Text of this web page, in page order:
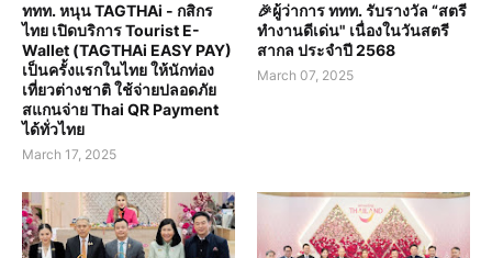
ททท. หนุน TAGTHAi - กสิกร
ไทย เปิดบริการ Tourist E-
Wallet (TAGTHAi EASY PAY)
เป็นครั้งแรกในไทย ให้นักท่อง
เที่ยวต่างชาติ ใช้จ่ายปลอดภัย
สแกนจ่าย Thai QR Payment
ได้ทั่วไทย
March 17, 2025
🎉ผู้ว่าการ ททท. รับรางวัล “สตรี
ทำงานดีเด่น" เนื่องในวันสตรี
สากล ประจำปี 2568
March 07, 2025